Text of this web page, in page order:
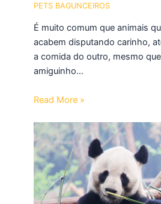
PETS BAGUNCEIROS
É muito comum que animais
acabem disputando carinho,
a comida do outro, mesmo
amiguinho…
Read More »